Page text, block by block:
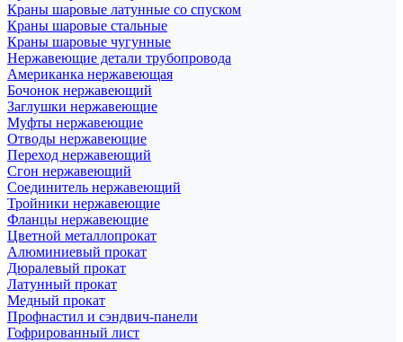
Краны шаровые латунные со спуском
Краны шаровые стальные
Краны шаровые чугунные
Нержавеющие детали трубопровода
Американка нержавеющая
Бочонок нержавеющий
Заглушки нержавеющие
Муфты нержавеющие
Отводы нержавеющие
Переход нержавеющий
Сгон нержавеющий
Соединитель нержавеющий
Тройники нержавеющие
Фланцы нержавеющие
Цветной металлопрокат
Алюминиевый прокат
Дюралевый прокат
Латунный прокат
Медный прокат
Профнастил и сэндвич-панели
Гофрированный лист